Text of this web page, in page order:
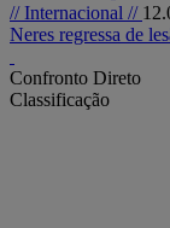
// Internacional //
Neres regressa de
Confronto Direto
Classificação